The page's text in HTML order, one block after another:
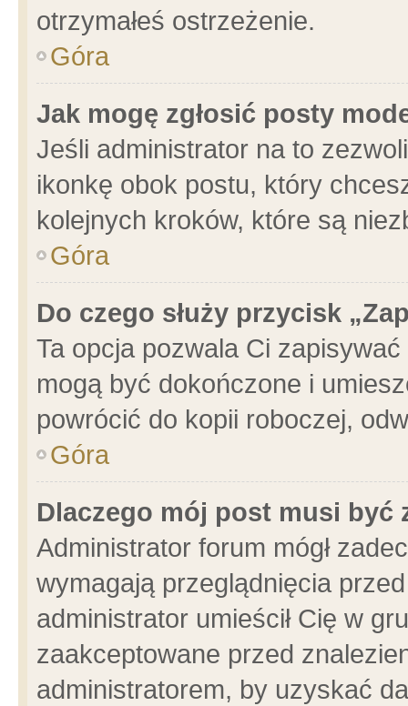
otrzymałeś ostrzeżenie.
Góra
Jak mogę zgłosić posty
Jeśli administrator na to
ikonkę obok postu, który
kolejnych kroków, które są
Góra
Do czego służy przycisk
Ta opcja pozwala Ci
mogą być dokończone i
powrócić do kopii roboczej,
Góra
Dlaczego mój post musi być
Administrator forum mógł
wymagają przeglądnięcia
administrator umieścił Cię w
zaakceptowane przed
administratorem, by uzyskać